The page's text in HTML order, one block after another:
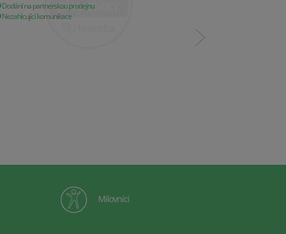
Dodání na partnerskou prodejnu
Nezahlcující komunikace
Milovníci